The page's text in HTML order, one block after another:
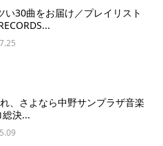
い30曲をお届け／プレイリスト
れ、さよなら中野サンプラザ音楽
決...